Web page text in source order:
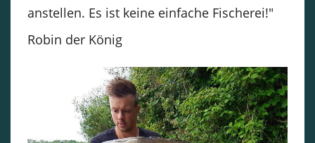
anstellen. Es ist keine einfache Fischerei!"
Robin der König